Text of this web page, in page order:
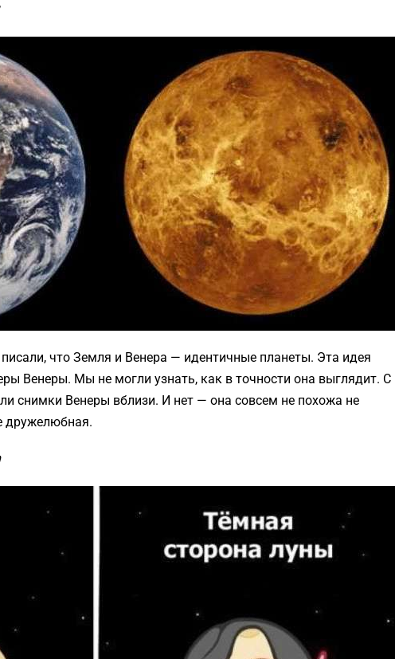
что Земля и Венера — идентичные планеты. Эта идея
Венеры. Мы не могли узнать, как в точности она выглядит. С
снимки Венеры вблизи. И нет — она совсем не похожа не
дружелюбная.